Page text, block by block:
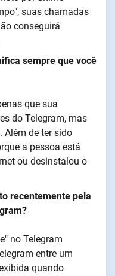
suas chamadas
conseguirá
sempre que você
que sua
do Telegram, mas
Além de ter sido
a pessoa está
ou desinstalou o
recentemente pela
no Telegram
entre um
quando